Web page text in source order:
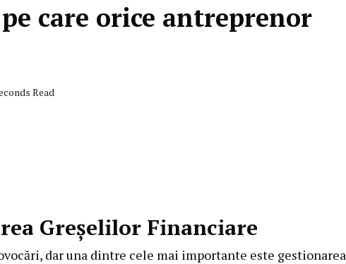
care orice antreprenor
Read
Greșelilor Financiare
dar una dintre cele mai importante este gestionarea